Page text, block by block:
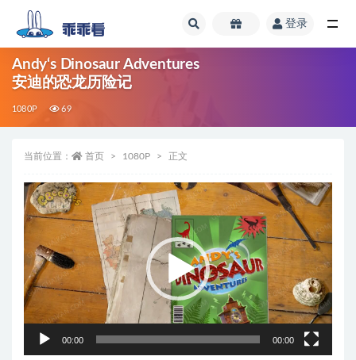
登录
Andy‘s Dinosaur Adventures
安迪的恐龙历险记
1080P 69
当前位置： 首页 1080P 正文
视
频
放
器
00:00 00:00